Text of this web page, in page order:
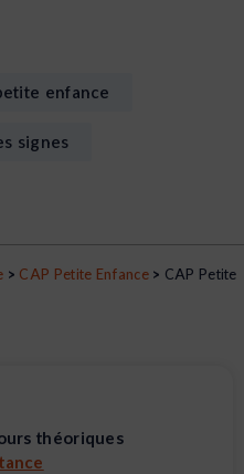
enfance
signes
> CAP Petite Enfance> CAP Petite
théoriques